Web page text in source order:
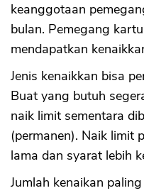
keanggotaan
bulan. Pemegang
mendapatkan
Jenis kenaikkan bisa
Buat yang butuh
naik limit sementara
(permanen). Naik limit
lama dan syarat lebih
Jumlah kenaikan